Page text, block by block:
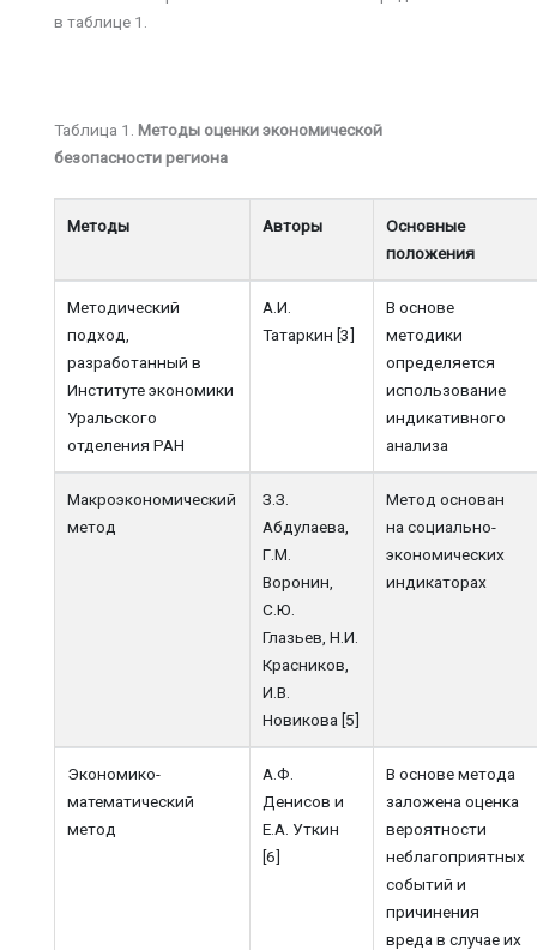
в таблице 1.
Таблица 1. Методы оценки экономической
безопасности региона
Методы Авторы
Основные
положения
Методический
подход,
разработанный в
Институте экономики
Уральского
отделения РАН
А.И.
Татаркин [3]
В основе
методики
определяется
использование
индикативного
анализа
Макроэкономический
метод
З.З.
Абдулаева,
Г.М.
Воронин,
С.Ю.
Глазьев, Н.И.
Красников,
И.В.
Новикова [5]
Метод основан
на социально-
экономических
индикаторах
Экономико-
математический
метод
А.Ф.
Денисов и
Е.А. Уткин
[6]
В основе метода
заложена оценка
вероятности
неблагоприятных
событий и
причинения
вреда в случае их